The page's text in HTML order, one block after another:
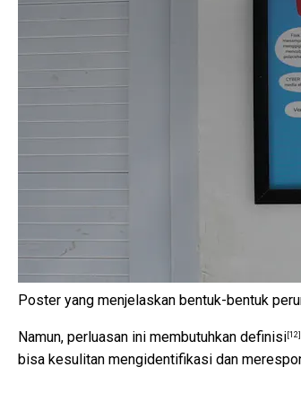
Poster yang menjelaskan bentuk-bentuk
Namun, perluasan ini membutuhkan definisi [12]
bisa kesulitan mengidentifikasi dan